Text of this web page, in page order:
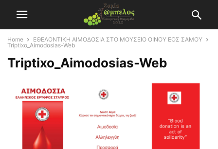
Home
ΕΘΕΛΟΝΤΙΚΗ ΑΙΜΟΔΟΣΙΑ ΣΤΟ ΜΟΥΣΕΙΟ ΟΙΝΟΥ ΕΟΣ ΣΑΜΟΥ
Triptixo_Aimodosias-Web
Triptixo_Aimodosias-Web